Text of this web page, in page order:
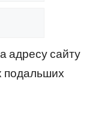
адресу сайту
подальших